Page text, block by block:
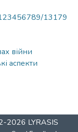
123456789/13179
війни
аспекти
2026 LYRASIS